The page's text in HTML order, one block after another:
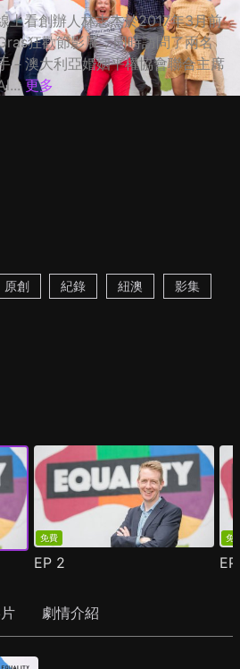
上看創辦人林志杰於2017年3月前
狂歡節影展，同時訪問了兩名
－澳大利亞婚姻平權協會聯合主席
更多
原創 紀錄 紐澳 影集
免費
EP 2
免
劇情介紹